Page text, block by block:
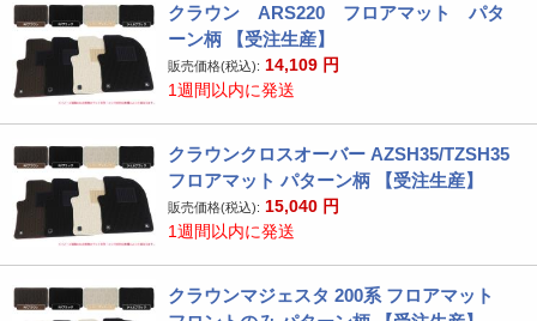
クラウン ARS220 フロアマット パタ
ーン柄 【受注生産】
販売価格(税込): 14,109 円
1週間以内に発送
クラウンクロスオーバー AZSH35/TZSH35
フロアマット パターン柄 【受注生産】
販売価格(税込): 15,040 円
1週間以内に発送
クラウンマジェスタ 200系 フロアマット